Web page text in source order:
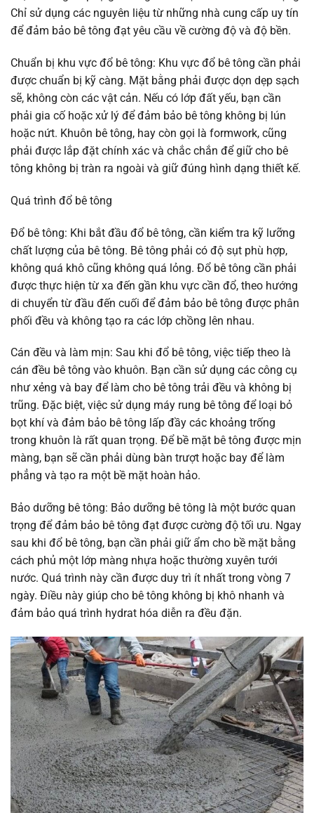
Chỉ sử dụng các nguyên liệu từ những nhà cung cấp uy tín
để đảm bảo bê tông đạt yêu cầu về cường độ và độ bền.
Chuẩn bị khu vực đổ bê tông: Khu vực đổ bê tông cần phải
được chuẩn bị kỹ càng. Mặt bằng phải được dọn dẹp sạch
sẽ, không còn các vật cản. Nếu có lớp đất yếu, bạn cần
phải gia cố hoặc xử lý để đảm bảo bê tông không bị lún
hoặc nứt. Khuôn bê tông, hay còn gọi là formwork, cũng
phải được lắp đặt chính xác và chắc chắn để giữ cho bê
tông không bị tràn ra ngoài và giữ đúng hình dạng thiết kế.
Quá trình đổ bê tông
Đổ bê tông: Khi bắt đầu đổ bê tông, cần kiểm tra kỹ lưỡng
chất lượng của bê tông. Bê tông phải có độ sụt phù hợp,
không quá khô cũng không quá lỏng. Đổ bê tông cần phải
được thực hiện từ xa đến gần khu vực cần đổ, theo hướng
di chuyển từ đầu đến cuối để đảm bảo bê tông được phân
phối đều và không tạo ra các lớp chồng lên nhau.
Cán đều và làm mịn: Sau khi đổ bê tông, việc tiếp theo là
cán đều bê tông vào khuôn. Bạn cần sử dụng các công cụ
như xẻng và bay để làm cho bê tông trải đều và không bị
trũng. Đặc biệt, việc sử dụng máy rung bê tông để loại bỏ
bọt khí và đảm bảo bê tông lấp đầy các khoảng trống
trong khuôn là rất quan trọng. Để bề mặt bê tông được mịn
màng, bạn sẽ cần phải dùng bàn trượt hoặc bay để làm
phẳng và tạo ra một bề mặt hoàn hảo.
Bảo dưỡng bê tông: Bảo dưỡng bê tông là một bước quan
trọng để đảm bảo bê tông đạt được cường độ tối ưu. Ngay
sau khi đổ bê tông, bạn cần phải giữ ẩm cho bề mặt bằng
cách phủ một lớp màng nhựa hoặc thường xuyên tưới
nước. Quá trình này cần được duy trì ít nhất trong vòng 7
ngày. Điều này giúp cho bê tông không bị khô nhanh và
đảm bảo quá trình hydrat hóa diễn ra đều đặn.